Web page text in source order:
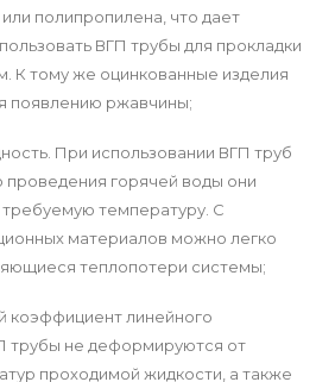
полипропилена, что дает
ВГП трубы для прокладки
К тому же оцинкованные изделия
появлению ржавчины;
При использовании ВГП труб
проведения горячей воды они
требуемую температуру. С
материалов можно легко
теплопотери системы;
коэффициент линейного
трубы не деформируются от
проходимой жидкости, а также